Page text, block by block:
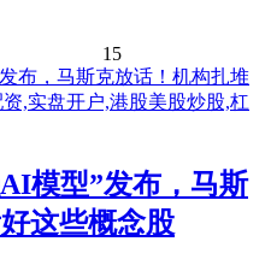
15
模型”发布，马斯
这些概念股